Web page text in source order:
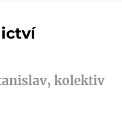
kolektiv